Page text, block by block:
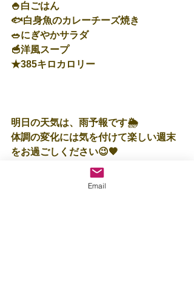
🍚白ごはん
🐟白身魚のカレーチーズ焼き
🥗にぎやかサラダ
🥣洋風スープ
★385キロカロリー
明日の天気は、雨予報です🌦️
体調の変化には気を付けて楽しい週末
をお過ごしください😉🧡
Email